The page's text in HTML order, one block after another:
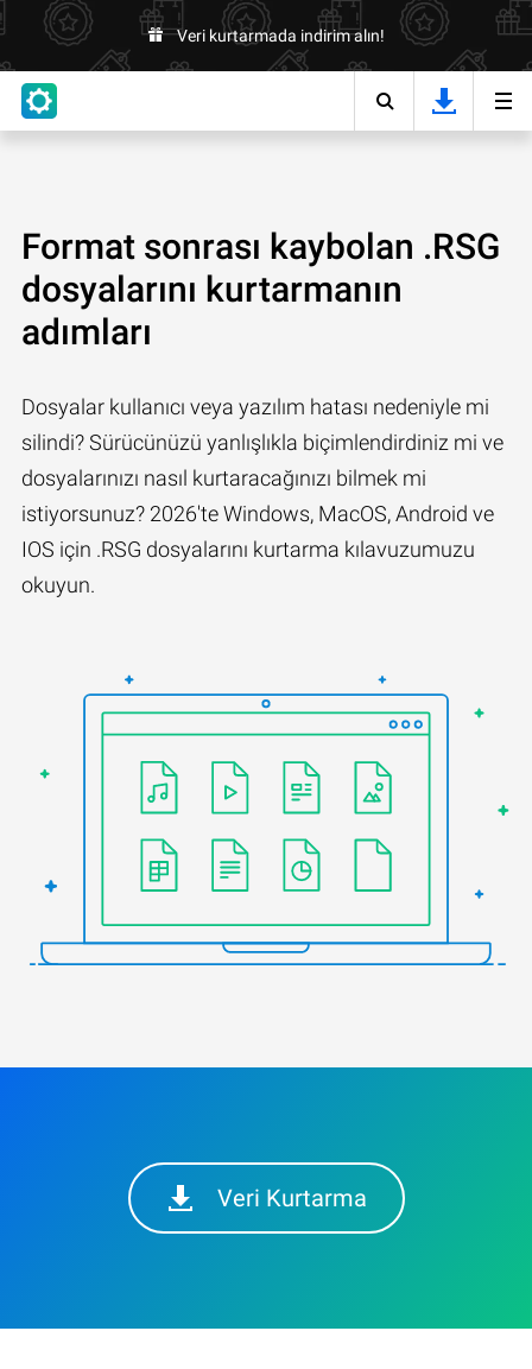
Veri kurtarmada indirim alın!
Format sonrası kaybolan .RSG
dosyalarını kurtarmanın
adımları
Dosyalar kullanıcı veya yazılım hatası nedeniyle mi
silindi? Sürücünüzü yanlışlıkla biçimlendirdiniz mi ve
dosyalarınızı nasıl kurtaracağınızı bilmek mi
istiyorsunuz? 2026'te Windows, MacOS, Android ve
IOS için .RSG dosyalarını kurtarma kılavuzumuzu
okuyun.
Veri Kurtarma